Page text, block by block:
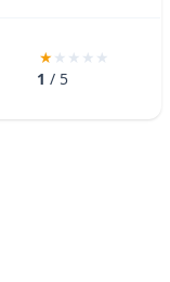
1 / 5